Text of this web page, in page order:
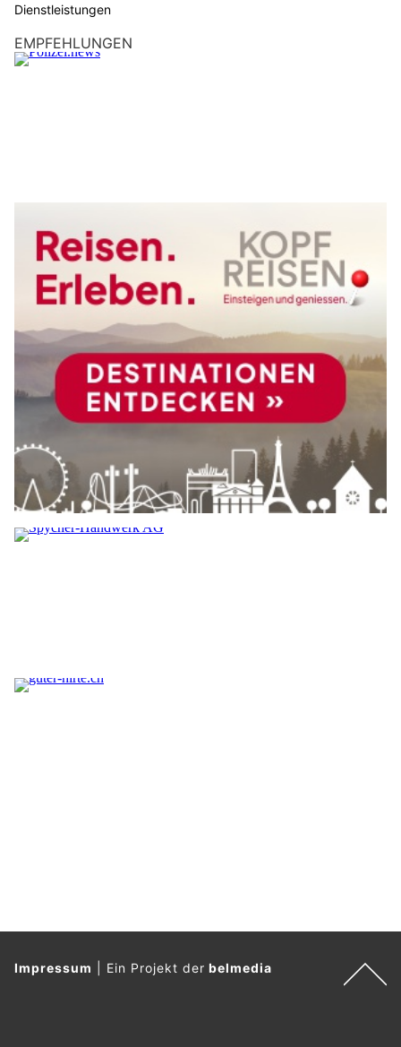
Dienstleistungen
EMPFEHLUNGEN
Impressum Ein Projekt derbelmedia